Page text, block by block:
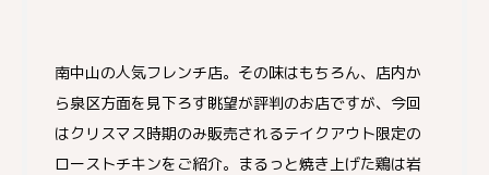
南中山の人気フレンチ店。その味はもちろん、店内か
ら泉区方面を見下ろす眺望が評判のお店ですが、今回
はクリスマス時期のみ販売されるテイクアウト限定の
ローストチキンをご紹介。まるっと焼き上げた鶏は岩